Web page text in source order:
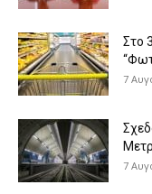
Στο
7
7